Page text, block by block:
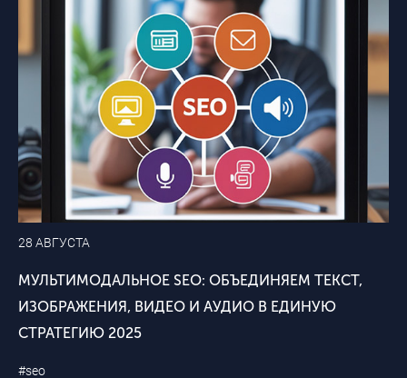
28 АВГУСТА
МУЛЬТИМОДАЛЬНОЕ SEO: ОБЪЕДИНЯЕМ ТЕКСТ,
ИЗОБРАЖЕНИЯ, ВИДЕО И АУДИО В ЕДИНУЮ
СТРАТЕГИЮ 2025
#seo